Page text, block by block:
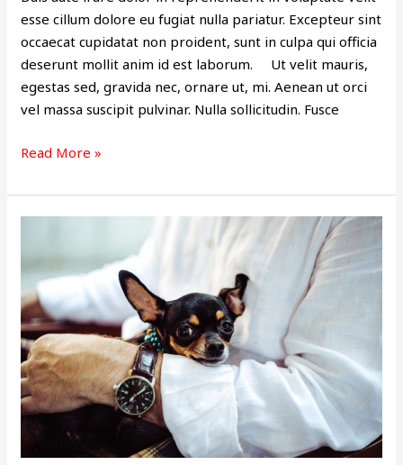
esse cillum dolore eu fugiat nulla pariatur. Excepteur sint
occaecat cupidatat non proident, sunt in culpa qui officia
deserunt mollit anim id est laborum. Ut velit mauris,
egestas sed, gravida nec, ornare ut, mi. Aenean ut orci
vel massa suscipit pulvinar. Nulla sollicitudin. Fusce
Read More »